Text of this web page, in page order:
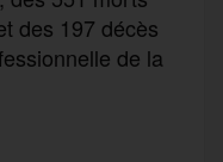
des 197 décès
de la